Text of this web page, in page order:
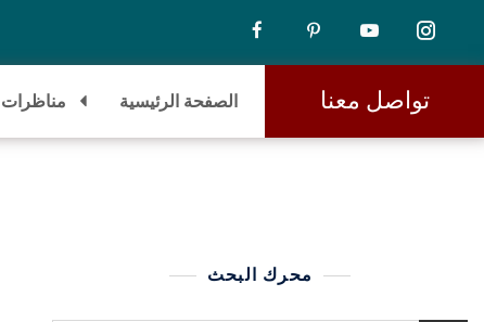
مناظرات الصفحة الرئيسية تواصل معنا
محرك البحث